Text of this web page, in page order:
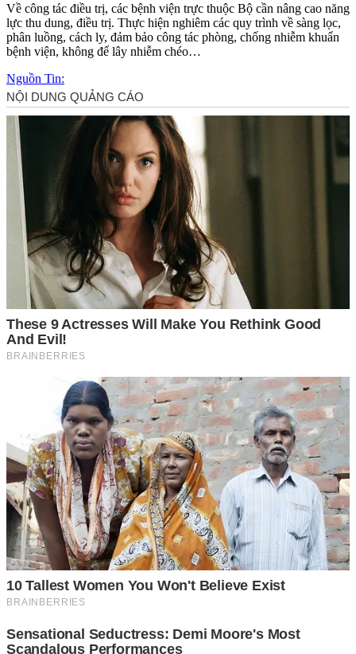
Về công tác điều trị, các bệnh viện trực thuộc Bộ cần nâng cao năng
lực thu dung, điều trị. Thực hiện nghiêm các quy trình về sàng lọc,
phân luồng, cách ly, đảm bảo công tác phòng, chống nhiễm khuẩn
bệnh viện, không để lây nhiễm chéo…
Nguồn Tin: